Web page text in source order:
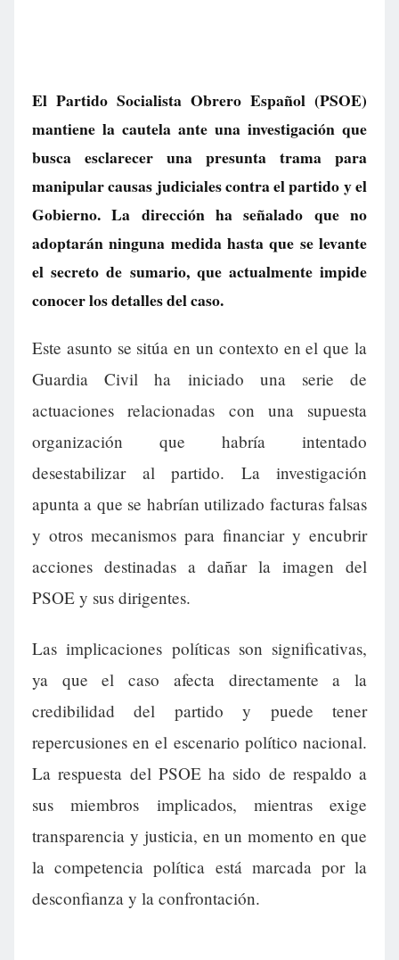
El Partido Socialista Obrero Español (PSOE)
mantiene la cautela ante una investigación que
busca esclarecer una presunta trama para
manipular causas judiciales contra el partido y el
Gobierno. La dirección ha señalado que no
adoptarán ninguna medida hasta que se levante
el secreto de sumario, que actualmente impide
conocer los detalles del caso.
Este asunto se sitúa en un contexto en el que la
Guardia Civil ha iniciado una serie de
actuaciones relacionadas con una supuesta
organización que habría intentado
desestabilizar al partido. La investigación
apunta a que se habrían utilizado facturas falsas
y otros mecanismos para financiar y encubrir
acciones destinadas a dañar la imagen del
PSOE y sus dirigentes.
Las implicaciones políticas son significativas,
ya que el caso afecta directamente a la
credibilidad del partido y puede tener
repercusiones en el escenario político nacional.
La respuesta del PSOE ha sido de respaldo a
sus miembros implicados, mientras exige
transparencia y justicia, en un momento en que
la competencia política está marcada por la
desconfianza y la confrontación.